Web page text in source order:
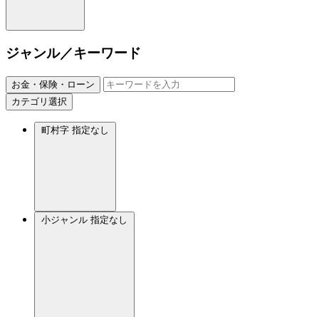
ジャンル／キーワード
お金・保険・ローン
カテゴリ選択
町村字 指定なし
小ジャンル 指定なし